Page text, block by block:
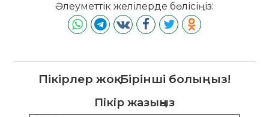
Әлеуметтік желілерде бөлісіңіз:
Пікірлер жоқ. Бірінші болыңыз!
Пікір жазыңыз